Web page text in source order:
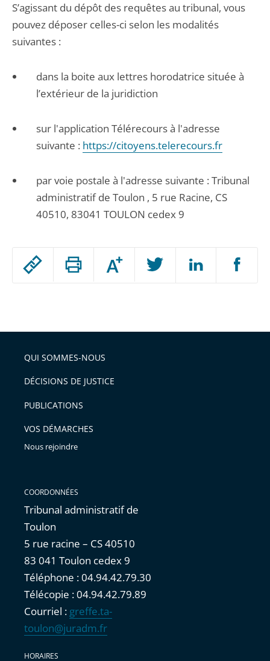
Passer
arriver
après
Augmenter
ou
l'article
pour
avant
S’agissant du dépôt des requêtes au tribunal, vous
pouvez déposer celles-ci selon les modalités
suivantes :
dans la boite aux lettres horodatrice située à
l’extérieur de la juridiction
sur l'application Télérecours à l'adresse
suivante : https://citoyens.telerecours.fr
par voie postale à l'adresse suivante : Tribunal
administratif de Toulon , 5 rue Racine, CS
40510, 83041 TOULON cedex 9
QUI SOMMES-NOUS
DÉCISIONS DE JUSTICE
PUBLICATIONS
VOS DÉMARCHES
Nous rejoindre
COORDONNÉES
Tribunal administratif de
Toulon
5 rue racine – CS 40510
83 041 Toulon cedex 9
Téléphone : 04.94.42.79.30
Télécopie : 04.94.42.79.89
Courriel : greffe.ta-
toulon@juradm.fr
HORAIRES